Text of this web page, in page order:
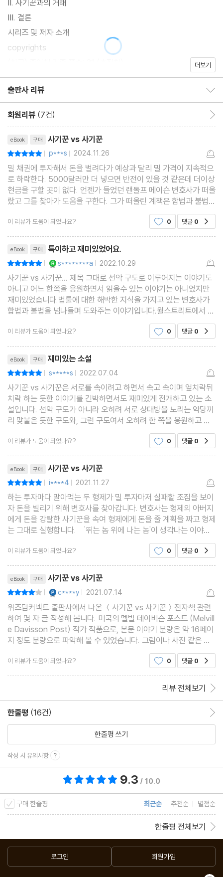
II. 사기꾼과의 거래
III. 결론
시리즈 및 저자 소개
copyrights
더보기
출판사 리뷰
회원리뷰 (7건)
eBook 구매 사기꾼 vs 사기꾼
| p***s | 2024.11.26
밀 채권에 투자해서 돈을 벌려다가 예상과 달리 밀 가격이 지속적으
로 하락한다. 5000달러만 더 넣으면 반전이 있을 것 같은데 더이상
현금을 구할 곳이 없다. 언젠가 들었던 랜돌프 메이슨 변호사가 떠올
랐고 그를 찾아가 도움을 구한다. 그가 떠올린 계책은 합법과 불법
사이가 아니라 확실한 불법 같은데 대상이 그 형제의 아버지로부터
재산을 강탈해간 사람이라니 이해해줘도
이 리뷰가 도움이 되었나요? 0 댓글 0
eBook 구매 특이하고 재미있었어요.
| s********a | 2022.10.29
사기꾼 vs 사기꾼... 제목 그대로 선악 구도로 이루어지는 이야기도
아니고 어느 한쪽을 응원하면서 읽을수 있는 이야기는 아니었지만
재미있었습니다.법룰에 대한 해박한 지식을 가지고 있는 변호사가
합법과 불법을 넘나들며 도와주는 이야기입니다.월스트리트에서 투
자자로 일하는 고든과 시드니가 밀 가격이 상승할 것이라는 예측 하
에 과도한 투자를 했지만, 생각보다 가격 상승이
이 리뷰가 도움이 되었나요? 0 댓글 0
eBook 구매 재미있는 소설
| s*****s | 2022.07.04
사기꾼 vs 사기꾼은 서로를 속이려고 하면서 속고 속이며 엎치락뒤
치락 하는 듯한 이야기를 긴박하면서도 재미있게 전개하고 있는 소
설입니다. 선악 구도가 아니라 오히려 서로 상대방을 노리는 악당끼
리 맞붙은 듯한 구도와, 그런 구도여서 오히려 한 쪽을 응원하고 거
기에 이입하는 대신 구경꾼 입장에서 재미만을 추구하며 구경하는
듯한 기분을 느끼게 되는 등 색다른 재미를 보여줍
이 리뷰가 도움이 되었나요? 0 댓글 0
eBook 구매 사기꾼 vs 사기꾼
| i****4 | 2021.11.27
하는 투자마다 말아먹는 두 형제가 밀 투자마저 실패할 조짐을 보이
자 돈을 빌리기 위해 변호사를 찾아갑니다. 변호사는 형제의 아버지
에게 돈을 강탈한 사기꾼을 속여 형제에게 돈을 줄 계획을 짜고 형제
는 그대로 실행합니다. '뛰는 놈 위에 나는 놈'이 생각나는 이야기
입니다. 실제로도 작품 속 방법이 가능한지는 모르겠지만 사기꾼의
잔머리는 상상을 초월하네요.
이 리뷰가 도움이 되었나요? 0 댓글 0
eBook 구매 사기꾼 vs 사기꾼
| c****y | 2021.07.14
위즈덤커넥트 출판사에서 나온 ＜사기꾼 vs 사기꾼＞전자책 관련
하여 몇 자 글 작성해 봅니다. 미국의 멜빌 데이비슨 포스트 (Melvill
e Davisson Post) 작가 작품으로, 본문 이야기 분량은 약 16페이
지 정도 분량으로 파악해 볼 수 있었습니다. 그림이나 사진 같은 것
없이 글자로만 짜여져 있는 편집 구성이었습니다. 세 개 파트로 작품
구성하고 있었는데, 읽기 좋은 문체로, 스토리 구
이 리뷰가 도움이 되었나요? 0 댓글 0
리뷰 전체보기
한줄평 (16건)
한줄평 쓰기
작성 시 유의사항
9.3 / 10.0
구매 한줄평 최근순 추천순 별점순
한줄평 전체보기
로그인 회원가입